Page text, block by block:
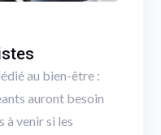
au bien-être :
auront besoin
à venir si les